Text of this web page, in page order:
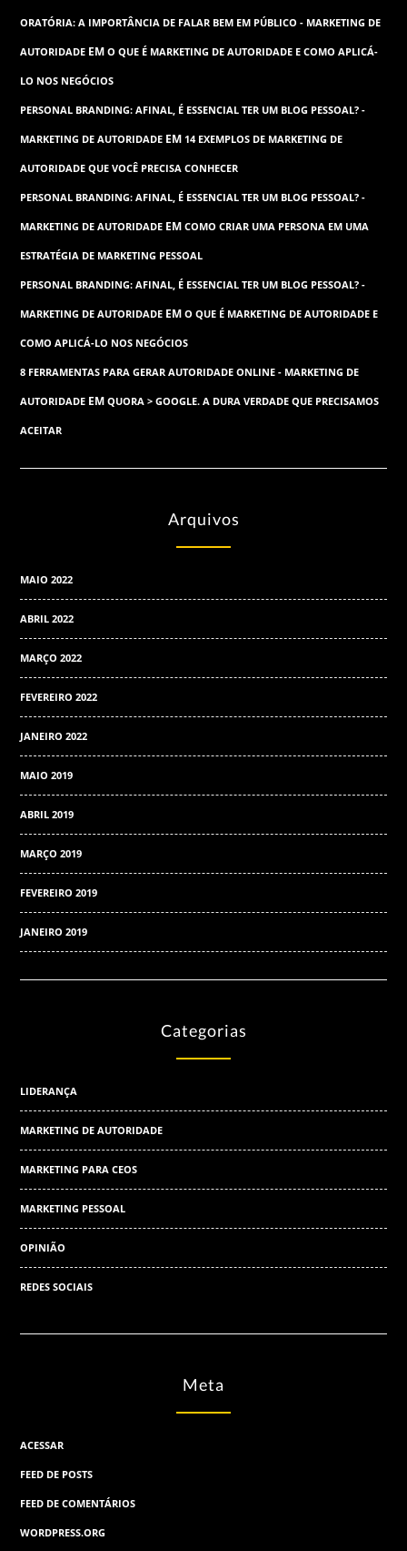
ORATÓRIA: A IMPORTÂNCIA DE FALAR BEM EM PÚBLICO - MARKETING DE
AUTORIDADE EMO QUE É MARKETING DE AUTORIDADE E COMO APLICÁ-
LO NOS NEGÓCIOS
PERSONAL BRANDING: AFINAL, É ESSENCIAL TER UM BLOG PESSOAL? -
MARKETING DE AUTORIDADE EM 14 EXEMPLOS DE MARKETING DE
AUTORIDADE QUE VOCÊ PRECISA CONHECER
PERSONAL BRANDING: AFINAL, É ESSENCIAL TER UM BLOG PESSOAL? -
MARKETING DE AUTORIDADE EMCOMO CRIAR UMA PERSONA EM UMA
ESTRATÉGIA DE MARKETING PESSOAL
PERSONAL BRANDING: AFINAL, É ESSENCIAL TER UM BLOG PESSOAL? -
MARKETING DE AUTORIDADE EMO QUE É MARKETING DE AUTORIDADE E
COMO APLICÁ-LO NOS NEGÓCIOS
8 FERRAMENTAS PARA GERAR AUTORIDADE ONLINE - MARKETING DE
AUTORIDADE EMQUORA > GOOGLE. A DURA VERDADE QUE PRECISAMOS
ACEITAR
Arquivos
MAIO 2022
ABRIL 2022
MARÇO 2022
FEVEREIRO 2022
JANEIRO 2022
MAIO 2019
ABRIL 2019
MARÇO 2019
FEVEREIRO 2019
JANEIRO 2019
Categorias
LIDERANÇA
MARKETING DE AUTORIDADE
MARKETING PARA CEOS
MARKETING PESSOAL
OPINIÃO
REDES SOCIAIS
Meta
ACESSAR
FEED DE POSTS
FEED DE COMENTÁRIOS
WORDPRESS.ORG